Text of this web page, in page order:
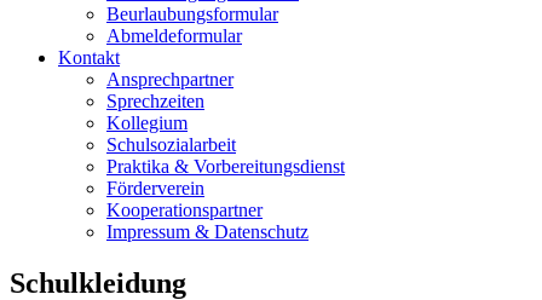
Beurlaubungsformular
Abmeldeformular
Kontakt
Ansprechpartner
Sprechzeiten
Kollegium
Schulsozialarbeit
Praktika & Vorbereitungsdienst
Förderverein
Kooperationspartner
Impressum & Datenschutz
Schulkleidung